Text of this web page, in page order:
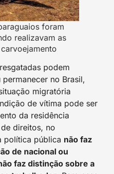
foram
realizavam as
podem
no Brasil,
migratória
de vítima pode ser
da residência
direitos, no
política pública não faz
de nacional ou
faz distinção sobre a